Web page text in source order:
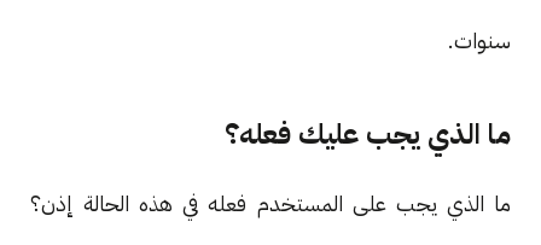
سنوات.
ما الذي يجب عليك فعله؟
ما الذي يجب على المستخدم فعله في هذه الحالة إذن؟